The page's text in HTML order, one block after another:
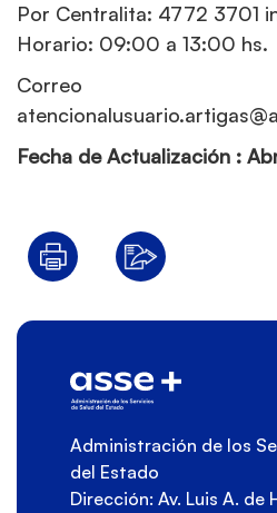
Por Centralita: 4772 3701
Horario: 09:00 a 13:00 hs.
Correo
Fecha de Actualización :
Administración de los
del Estado
Dirección: Av. Luis A. de